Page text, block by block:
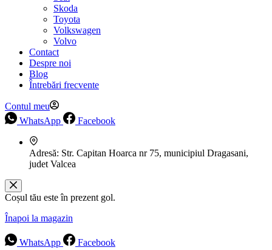
Skoda
Toyota
Volkswagen
Volvo
Contact
Despre noi
Blog
Întrebări frecvente
Contul meu
WhatsApp
Facebook
Adresă: Str. Capitan Hoarca nr 75, municipiul Dragasani,
judet Valcea
Coșul tău este în prezent gol.
Înapoi la magazin
WhatsApp Facebook